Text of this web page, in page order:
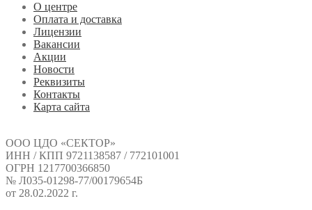
О центре
Оплата и доставка
Лицензии
Вакансии
Акции
Новости
Реквизиты
Контакты
Карта сайта
ООО ЦДО «СЕКТОР»
ИНН / КПП 9721138587 / 772101001
ОГРН 1217700366850
№ Л035-01298-77/00179654Б
от 28.02.2022 г.